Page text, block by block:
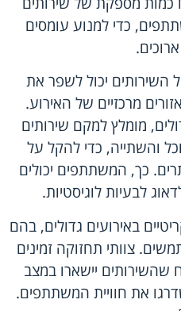
כדי למנוע עומסים
השירותים יכול לשפר את
מרכזיים של האירוע.
מומלץ למקם שירותים
והשתייה, כדי להקל על
כך, המשתתפים יכולים
לבעיות לוגיסטיות.
באירועים גדולים, בהם
צוותי תחזוקה זמינים
שהשירותים יישארו במצב
את חוויית המשתתפים.